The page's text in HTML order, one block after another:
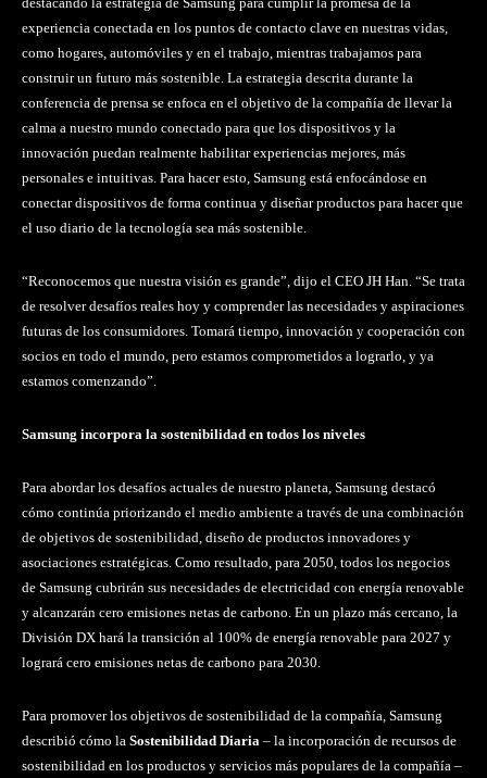
experiencia conectada en los puntos de contacto clave en nuestras vidas,
como hogares, automóviles y en el trabajo, mientras trabajamos para
construir un futuro más sostenible. La estrategia descrita durante la
conferencia de prensa se enfoca en el objetivo de la compañía de llevar la
calma a nuestro mundo conectado para que los dispositivos y la
innovación puedan realmente habilitar experiencias mejores, más
personales e intuitivas. Para hacer esto, Samsung está enfocándose en
conectar dispositivos de forma continua y diseñar productos para hacer que
el uso diario de la tecnología sea más sostenible.
“Reconocemos que nuestra visión es grande”, dijo el CEO JH Han. “Se trata
de resolver desafíos reales hoy y comprender las necesidades y aspiraciones
futuras de los consumidores. Tomará tiempo, innovación y cooperación con
socios en todo el mundo, pero estamos comprometidos a lograrlo, y ya
estamos comenzando”.
Samsung incorpora la sostenibilidad en todos los niveles
Para abordar los desafíos actuales de nuestro planeta, Samsung destacó
cómo continúa priorizando el medio ambiente a través de una combinación
de objetivos de sostenibilidad, diseño de productos innovadores y
asociaciones estratégicas. Como resultado, para 2050, todos los negocios
de Samsung cubrirán sus necesidades de electricidad con energía renovable
y alcanzarán cero emisiones netas de carbono. En un plazo más cercano, la
División DX hará la transición al 100% de energía renovable para 2027 y
logrará cero emisiones netas de carbono para 2030.
Para promover los objetivos de sostenibilidad de la compañía, Samsung
describió cómo la Sostenibilidad Diaria – la incorporación de recursos de
sostenibilidad en los productos y servicios más populares de la compañía –